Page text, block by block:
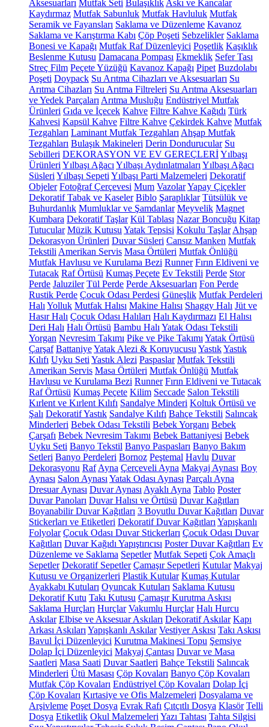
Aksesuarları Mutfak Seti Bulaşıklık Askı ve Kancalar
Kaydırmaz Mutfak Sabunluk Mutfak Havluluk Mutfak
Seramik ve Fayansları Saklama ve Düzenleme Kavanoz
Saklama ve Karıştırma Kabı Çöp Poşeti Sebzelikler Saklama
Bonesi ve Kapağı Mutfak Raf Düzenleyici Poşetlik Kaşıklık
Beslenme Kutusu Damacana Pompası Ekmeklik Sefer Tası
Streç Film Peçete Yüzüğü Kavanoz Kapağı Pipet Buzdolabı
Poşeti Doypack Su Arıtma Cihazları ve Aksesuarları Su
Arıtma Cihazları Su Arıtma Filtreleri Su Arıtma Aksesuarları
ve Yedek Parçaları Arıtma Musluğu Endüstriyel Mutfak
Ürünleri Gıda ve İçecek Kahve Filtre Kahve Kağıdı Türk
Kahvesi Kapsül Kahve Filtre Kahve Çekirdek Kahve Mutfak
Tezgahları Laminant Mutfak Tezgahları Ahşap Mutfak
Tezgahları Bulaşık Makineleri Derin Dondurucular Su
Sebilleri DEKORASYON VE EV GEREÇLERİYılbaşı
Ürünleri Yılbaşı Ağacı Yılbaşı Aydınlatmaları Yılbaşı Ağacı
Süsleri Yılbaşı Sepeti Yılbaşı Parti Malzemeleri Dekoratif
Objeler Fotoğraf Çerçevesi Mum VazolarYapay Çiçekler
Dekoratif Tabak ve Kaseler Biblo Şaraplıklar Tütsülük ve
Buhurdanlık Mumluklar ve Şamdanlar Meyvelik Magnet
Kumbara Dekoratif Taşlar Kül Tablası Nazar Boncuğu Kitap
Tutucular Müzik Kutusu Yatak Tepsisi Kokulu Taşlar Ahşap
Dekorasyon Ürünleri Duvar Süsleri Cansız Manken Mutfak
Tekstili Amerikan Servis Masa Örtüleri Mutfak Önlüğü
Mutfak Havlusu ve Kurulama Bezi Runner Fırın Eldiveni ve
Tutacak Raf Örtüsü Kumaş Peçete Ev Tekstili Perde Stor
Perde Jaluziler Tül Perde Perde Aksesuarları Fon Perde
Rustik Perde Çocuk Odası Perdesi Güneşlik Mutfak Perdeleri
Halı Yolluk Mutfak Halısı Makine Halısı Shaggy Halı Jüt ve
Hasır Halı Çocuk Odası Halıları Halı Kaydırmazı El Halısı
Deri Halı Halı Örtüsü Bambu Halı Yatak Odası Tekstili
Yorgan Nevresim Takımı Pike ve Pike Takımı Yatak Örtüsü
Çarşaf BattaniyeYatak Alezi & Koruyucusu YastıkYastık
Kılıfı Uyku Seti Yastık Alezi Paspaslar Mutfak Tekstili
Amerikan Servis Masa Örtüleri Mutfak Önlüğü Mutfak
Havlusu ve Kurulama Bezi Runner Fırın Eldiveni ve Tutacak
Raf Örtüsü Kumaş Peçete Kilim Seccade Salon Tekstili
Kırlent ve Kırlent Kılıfı Sandalye Minderi Koltuk Örtüsü ve
Şalı Dekoratif Yastık Sandalye Kılıfı Bahçe Tekstili Salıncak
Minderleri Bebek Odası Tekstili Bebek Yorganı Bebek
Çarşafı Bebek Nevresim Takımı Bebek Battaniyesi Bebek
Uyku Seti Banyo Tekstil Banyo Paspasları Banyo Bakım
Setleri Banyo Perdeleri Bornoz Peştemal Havlu Duvar
Dekorasyonu Raf Ayna Çerçeveli Ayna Makyaj Aynası Boy
Aynası Salon Aynası Yatak Odası Aynası Parçalı Ayna
Dresuar Aynası Duvar Aynası Ayaklı Ayna Tablo Poster
Duvar Panoları Duvar Halısı ve Örtüsü Duvar Kağıtları
Boyanabilir Duvar Kağıtları 3 Boyutlu Duvar Kağıtları Duvar
Stickerları ve Etiketleri Dekoratif Duvar Kağıtları Yapışkanlı
Folyolar Çocuk Odası Duvar Stickerları Çocuk Odası Duvar
Kağıtları Duvar Kağıdı Yapıştırıcısı Poster Duvar Kağıtları Ev
Düzenleme ve Saklama Sepetler Mutfak Sepeti Çok Amaçlı
Sepetler Dekoratif Sepetler Çamaşır Sepetleri Kutular Makyaj
Kutusu ve Organizerleri Plastik Kutular Kumaş Kutular
Ayakkabı Kutuları Oyuncak Kutuları Saklama Kutusu
Dekoratif Kutu Takı Kutusu Çamaşır Kurutma Askısı
Saklama Hurçları Hurçlar Vakumlu Hurçlar Halı Hurcu
Askılar Elbise ve Aksesuar Askıları Dekoratif Askılar Kapı
Arkası Askıları Yapışkanlı Askılar Vestiyer Askısı Takı Askısı
Bavul İçi Düzenleyici Kurutma Makinesi Topu Şemsiye
Dolap İçi Düzenleyici Makyaj Çantası Duvar ve Masa
Saatleri Masa Saati Duvar Saatleri Bahçe Tekstili Salıncak
Minderleri Ütü Masası Çöp Kovaları Banyo Çöp Kovaları
Mutfak Çöp Kovaları Endüstriyel Çöp Kovaları Dolap İçi
Çöp Kovaları Kırtasiye ve Ofis Malzemeleri Dosyalama ve
Arşivleme Poşet Dosya Evrak Rafı Çıtçıtlı Dosya Klasör Telli
Dosya Etiketlik Okul Malzemeleri Yazı Tahtası Tahta Silgisi